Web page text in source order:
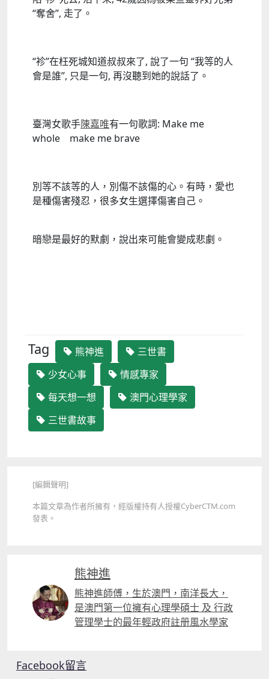
“奪舍”, 走了。
“袗”在枉死城知道叔叔來了, 說了一句 “我等的人
會是誰”, 只是一句, 再沒聽到她的說話了。
臺灣女歌手陳嘉唯有一句歌詞: Make me
whole make me brave
別等不該等的人，別傷不該傷的心。有時，愛也
是種傷害殘忍，很多女生選擇傷害自己。
暗戀是最好的默劇，說出來可能會變成悲劇。
Tag 熊神進
三世書
少女心事
情感專家
每天想一想
澳門心理學家
三世書故事
[編輯聲明]
本篇文章為作者所擁有，經版權持有人授權CyberCTM.com
發表。
熊神進
熊神進師傅，生於澳門，南洋長大，
是澳門第一位擁有心理學碩士 及 行政
管理學士的最年輕政府註册風水學家
Facebook留言